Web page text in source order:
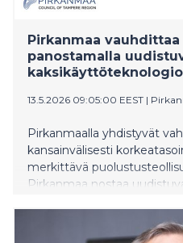
Pirkanmaa
panostamalla
13.5.2026 09:05:00 EEST |
Pirkanmaalla yhdistyvät
kansainvälisesti
merkittävä
Pirkanmaa nostaa
tulevan hallituskauden
vauhdittaa tulevalla